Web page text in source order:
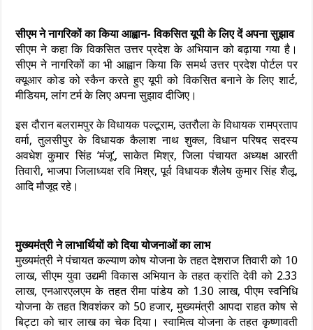
सीएम ने नागरिकों का किया आह्वान- विकसित यूपी के लिए दें अपना सुझाव
सीएम ने कहा कि विकसित उत्तर प्रदेश के अभियान को बढ़ाया गया है।
सीएम ने नागरिकों का भी आह्वान किया कि समर्थ उत्तर प्रदेश पोर्टल पर
क्यूआर कोड को स्कैन करते हुए यूपी को विकसित बनाने के लिए शार्ट,
मीडियम, लांग टर्म के लिए अपना सुझाव दीजिए।
इस दौरान बलरामपुर के विधायक पल्टूराम, उतरौला के विधायक रामप्रताप
वर्मा, तुलसीपुर के विधायक कैलाश नाथ शुक्ल, विधान परिषद सदस्य
अवधेश कुमार सिंह ‘मंजू’, साकेत मिश्र, जिला पंचायत अध्यक्ष आरती
तिवारी, भाजपा जिलाध्यक्ष रवि मिश्र, पूर्व विधायक शैलेष कुमार सिंह शैलू,
आदि मौजूद रहे।
मुख्यमंत्री ने लाभार्थियों को दिया योजनाओं का लाभ
मुख्यमंत्री ने पंचायत कल्याण कोष योजना के तहत देशराज तिवारी को 10
लाख, सीएम युवा उद्यमी विकास अभियान के तहत क्रांति देवी को 2.33
लाख, एनआरएलएम के तहत रीमा पांडेय को 1.30 लाख, पीएम स्वनिधि
योजना के तहत शिवशंकर को 50 हजार, मुख्यमंत्री आपदा राहत कोष से
बिट्टा को चार लाख का चेक दिया। स्वामित्व योजना के तहत कृष्णावती